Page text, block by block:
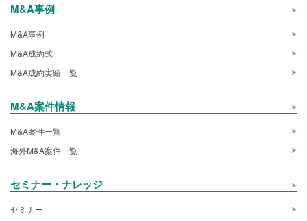
M&A事例
M&A事例
M&A成約式
M&A成約実績一覧
M&A案件情報
M&A案件一覧
海外M&A案件一覧
セミナー・ナレッジ
セミナー